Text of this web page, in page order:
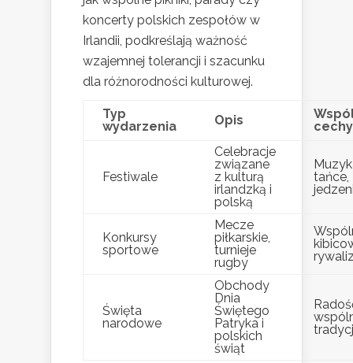
koncerty polskich zespołów w
Irlandii, podkreślają ważność
wzajemnej tolerancji i szacunku
dla różnorodności kulturowej.
Typ
wydarzenia
Opis
cechy
Festiwale
Celebracje
związane
z kulturą
irlandzką i
polską
tańce,
Konkursy
sportowe
Mecze
piłkarskie,
turnieje
rugby
Święta
narodowe
Obchody
Dnia
Świętego
Patryka i
polskich
świąt